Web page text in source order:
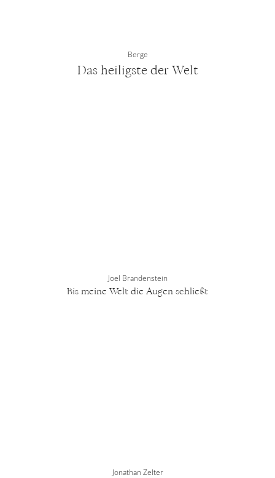
Berge
Das heiligste der Welt
Joel Brandenstein
Bis meine Welt die Augen schließt
Jonathan Zelter